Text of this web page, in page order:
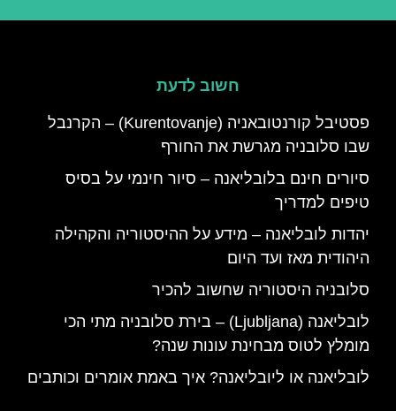
חשוב לדעת
פסטיבל קורנטובאניה (Kurentovanje) – הקרנבל
שבו סלובניה מגרשת את החורף
סיורים חינם בלובליאנה – סיור חינמי על בסיס
טיפים למדריך
יהדות לובליאנה – מידע על ההיסטוריה והקהילה
היהודית מאז ועד היום
סלובניה היסטוריה שחשוב להכיר
לובליאנה (Ljubljana) – בירת סלובניה מתי הכי
מומלץ לטוס מבחינת עונות שנה?
לובליאנה או ליובליאנה? איך באמת אומרים וכותבים